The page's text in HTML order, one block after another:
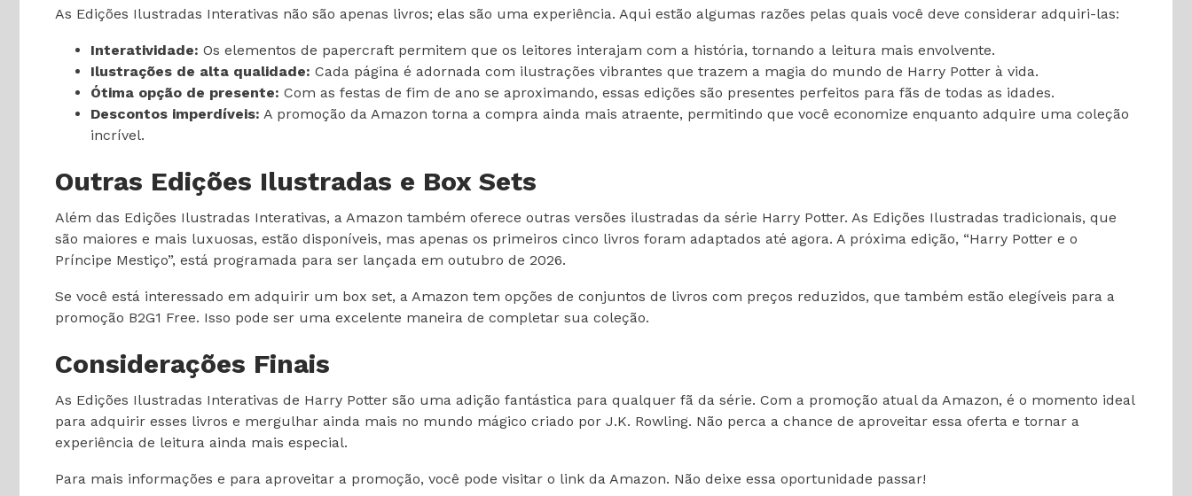
As Edições Ilustradas Interativas não são apenas livros; elas são uma experiência. Aqui estão algumas razões pelas quais você deve considerar adquiri-las:
Interatividade: Os elementos de papercraft permitem que os leitores interajam com a história, tornando a leitura mais envolvente.
Ilustrações de alta qualidade: Cada página é adornada com ilustrações vibrantes que trazem a magia do mundo de Harry Potter à vida.
Ótima opção de presente: Com as festas de fim de ano se aproximando, essas edições são presentes perfeitos para fãs de todas as idades.
Descontos imperdíveis: A promoção da Amazon torna a compra ainda mais atraente, permitindo que você economize enquanto adquire uma coleção
incrível.
Outras Edições Ilustradas e Box Sets
Além das Edições Ilustradas Interativas, a Amazon também oferece outras versões ilustradas da série Harry Potter. As Edições Ilustradas tradicionais, que
são maiores e mais luxuosas, estão disponíveis, mas apenas os primeiros cinco livros foram adaptados até agora. A próxima edição, “Harry Potter e o
Príncipe Mestiço”, está programada para ser lançada em outubro de 2026.
Se você está interessado em adquirir um box set, a Amazon tem opções de conjuntos de livros com preços reduzidos, que também estão elegíveis para a
promoção B2G1 Free. Isso pode ser uma excelente maneira de completar sua coleção.
Considerações Finais
As Edições Ilustradas Interativas de Harry Potter são uma adição fantástica para qualquer fã da série. Com a promoção atual da Amazon, é o momento ideal
para adquirir esses livros e mergulhar ainda mais no mundo mágico criado por J.K. Rowling. Não perca a chance de aproveitar essa oferta e tornar a
experiência de leitura ainda mais especial.
Para mais informações e para aproveitar a promoção, você pode visitar o link da Amazon. Não deixe essa oportunidade passar!